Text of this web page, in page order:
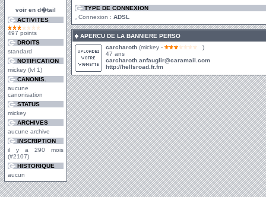
voir en d�tail
ACTIVITES
497 points
DROITS
standard
NOTIFICATION
mickey (lvl 1)
CANONIS.
aucune
canonisation
STATUS
mickey
ARCHIVES
aucune archive
INSCRIPTION
il y a 290 mois
(#2107)
HISTORIQUE
aucun
TYPE DE CONNEXION
Connexion : ADSL
APERCU DE LA BANNIERE PERSO
carcharoth (mickey -
)
47 ans
carcharoth.anfauglir@caramail.com
http://hellsroad.fr.fm